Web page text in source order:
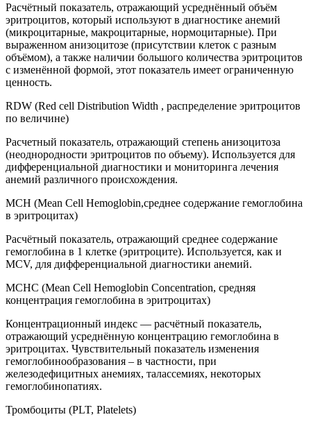
Расчётный показатель, отражающий усреднённый объём
эритроцитов, который используют в диагностике анемий
(микроцитарные, макроцитарные, нормоцитарные). При
выраженном анизоцитозе (присутствии клеток с разным
объёмом), а также наличии большого количества эритроцитов
с изменённой формой, этот показатель имеет ограниченную
ценность.
RDW (Red cell Distribution Width , распределение эритроцитов
по величине)
Расчетный показатель, отражающий степень анизоцитоза
(неоднородности эритроцитов по объему). Используется для
дифференциальной диагностики и мониторинга лечения
анемий различного происхождения.
MCH (Mean Cell Hemoglobin,среднее содержание гемоглобина
в эритроцитах)
Расчётный показатель, отражающий среднее содержание
гемоглобина в 1 клетке (эритроците). Используется, как и
MCV, для дифференциальной диагностики анемий.
MCHC (Mean Cell Hemoglobin Concentration, средняя
концентрация гемоглобина в эритроцитах)
Концентрационный индекс — расчётный показатель,
отражающий усреднённую концентрацию гемоглобина в
эритроцитах. Чувствительный показатель изменения
гемоглобинообразования – в частности, при
железодефицитных анемиях, талассемиях, некоторых
гемоглобинопатиях.
Тромбоциты (PLT, Platelets)